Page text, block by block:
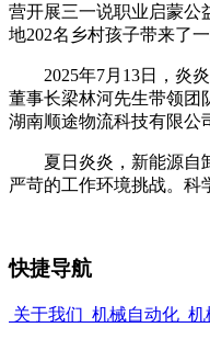
营开展三一说职业启蒙公
地202名乡村孩子带来了一
2025年7月13日，炎炎
董事长梁林河先生带领
湖南顺途物流科技有限公
夏日炎炎，新能源自
严苛的工作环境挑战。科
快捷导航
关于我们 机械自动化 机